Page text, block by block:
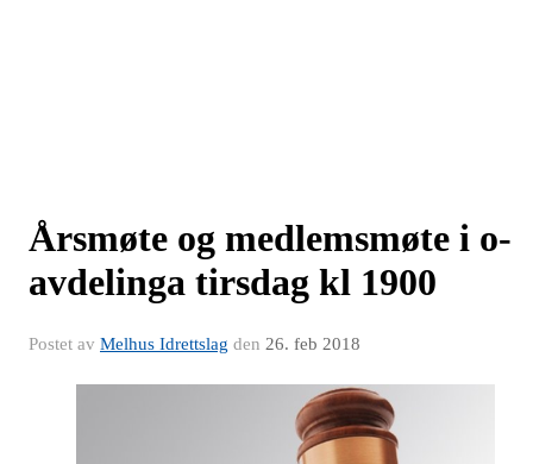
Årsmøte og medlemsmøte i o-
avdelinga tirsdag kl 1900
Postet av Melhus Idrettslag den 26. feb 2018